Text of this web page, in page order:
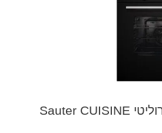
תנור בנוי אפיה פירוליטי Sauter CUISINE